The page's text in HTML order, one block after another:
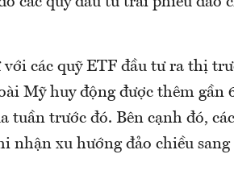
các quỹ ETF đầu tư ra thị
Mỹ huy động được thêm gần
tuần trước đó. Bên cạnh đó,
nhận xu hướng đảo chiều